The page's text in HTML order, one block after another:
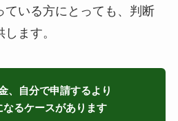
ている方にとっても、判断
ます。
、自分で申請するより
なるケースがあります